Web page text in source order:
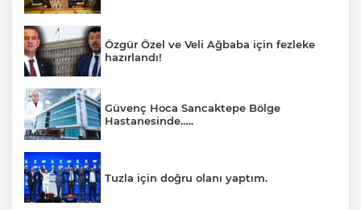
Özgür Özel ve Veli Ağbaba için fezleke
hazırlandı!
Güvenç Hoca Sancaktepe Bölge
Hastanesinde…..
Tuzla için doğru olanı yaptım.